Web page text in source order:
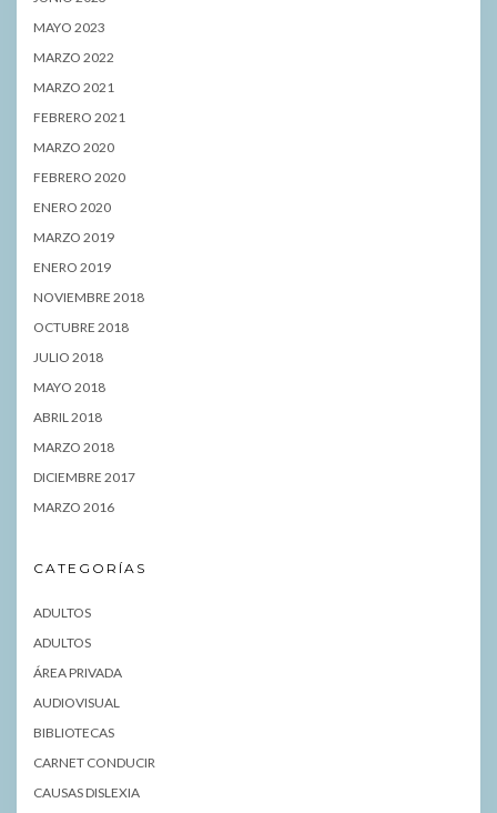
MAYO 2023
MARZO 2022
MARZO 2021
FEBRERO 2021
MARZO 2020
FEBRERO 2020
ENERO 2020
MARZO 2019
ENERO 2019
NOVIEMBRE 2018
OCTUBRE 2018
JULIO 2018
MAYO 2018
ABRIL 2018
MARZO 2018
DICIEMBRE 2017
MARZO 2016
CATEGORÍAS
ADULTOS
ADULTOS
ÁREA PRIVADA
AUDIOVISUAL
BIBLIOTECAS
CARNET CONDUCIR
CAUSAS DISLEXIA